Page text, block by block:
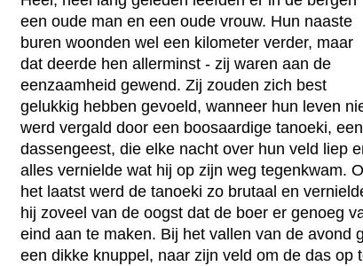
een oude man en een oude vrouw. Hun naaste
buren woonden wel een kilometer verder, maar
dat deerde hen allerminst - zij waren aan de
eenzaamheid gewend. Zij zouden zich best
gelukkig hebben gevoeld, wanneer hun leven
werd vergald door een boosaardige tanoeki, een
dassengeest, die elke nacht over hun veld liep
alles vernielde wat hij op zijn weg tegenkwam.
het laatst werd de tanoeki zo brutaal en
hij zoveel van de oogst dat de boer er genoeg
eind aan te maken. Bij het vallen van de avond
een dikke knuppel, naar zijn veld om de das op